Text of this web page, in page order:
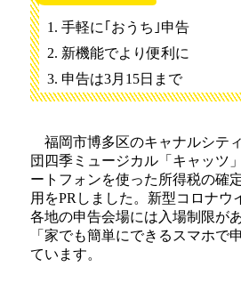
手軽に｢おうち｣申告
新機能でより便利に
申告は3月15日まで
福岡市博多区のキャナルシテ
団四季ミュージカル「キャッツ
ートフォンを使った所得税の確
用をPRしました。新型コロナウ
各地の申告会場には入場制限が
「家でも簡単にできるスマホで
ています。